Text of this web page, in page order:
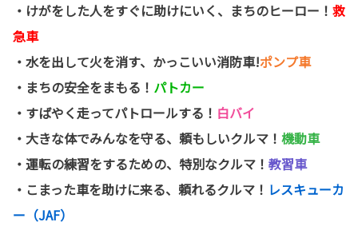
・けがをした人をすぐに助けにいく、まちのヒーロー！ 救
急車
・水を出して火を消す、かっこいい消防車!ポンプ車
・まちの安全をまもる！ パトカー
・すばやく走ってパトロールする！ 白バイ
・大きな体でみんなを守る、頼もしいクルマ！ 機動車
・運転の練習をするための、特別なクルマ！ 教習車
・こまった車を助けに来る、頼れるクルマ！ レスキューカ
ー（JAF）